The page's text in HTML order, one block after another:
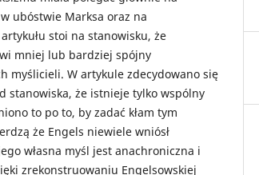
ubóstwie Marksa oraz na
stoi na stanowisku, że
mniej lub bardziej spójny
myślicieli. W artykule zdecydowano się
stanowiska, że istnieje tylko wspólny
to po to, by zadać kłam tym
że Engels niewiele wniósł
własna myśl jest anachroniczna i
zrekonstruowaniu Engelsowskiej